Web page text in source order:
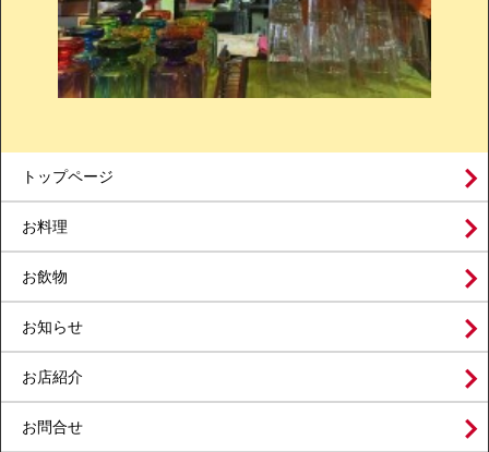
トップページ
お料理
お飲物
お知らせ
お店紹介
お問合せ